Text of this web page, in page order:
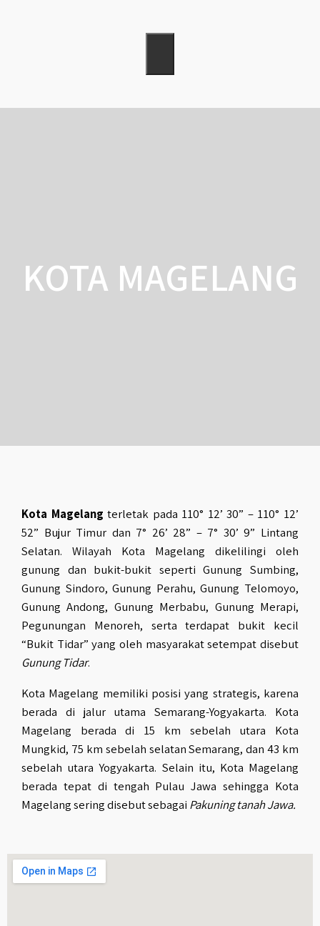
KOTA MAGELANG
Kota Magelang terletak pada 110° 12’ 30” – 110° 12’
52” Bujur Timur dan 7° 26’ 28” – 7° 30’ 9” Lintang
Selatan. Wilayah Kota Magelang dikelilingi oleh
gunung dan bukit-bukit seperti Gunung Sumbing,
Gunung Sindoro, Gunung Perahu, Gunung Telomoyo,
Gunung Andong, Gunung Merbabu, Gunung Merapi,
Pegunungan Menoreh, serta terdapat bukit kecil
“Bukit Tidar” yang oleh masyarakat setempat disebut
Gunung Tidar.
Kota Magelang memiliki posisi yang strategis, karena
berada di jalur utama Semarang-Yogyakarta. Kota
Magelang berada di 15 km sebelah utara Kota
Mungkid, 75 km sebelah selatan Semarang, dan 43 km
sebelah utara Yogyakarta. Selain itu, Kota Magelang
berada tepat di tengah Pulau Jawa sehingga Kota
Magelang sering disebut sebagai Pakuning tanah Jawa.